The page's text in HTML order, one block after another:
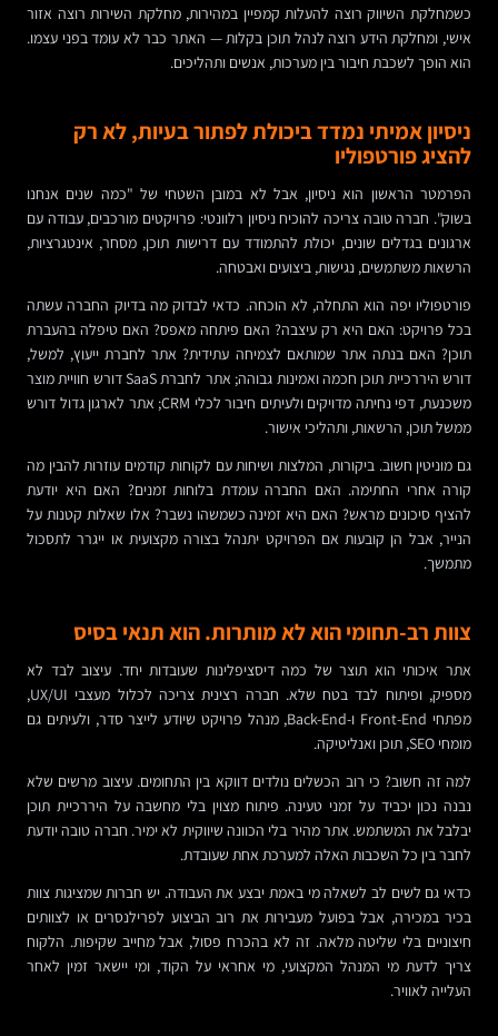
כשמחלקת השיווק רוצה להעלות קמפיין במהירות, מחלקת השירות רוצה אזור
אישי, ומחלקת הידע רוצה לנהל תוכן בקלות — האתר כבר לא עומד בפני עצמו.
הוא הופך לשכבת חיבור בין מערכות, אנשים ותהליכים.
ניסיון אמיתי נמדד ביכולת לפתור בעיות, לא רק
להציג פורטפוליו
הפרמטר הראשון הוא ניסיון, אבל לא במובן השטחי של "כמה שנים אנחנו
בשוק". חברה טובה צריכה להוכיח ניסיון רלוונטי: פרויקטים מורכבים, עבודה עם
ארגונים בגדלים שונים, יכולת להתמודד עם דרישות תוכן, מסחר, אינטגרציות,
הרשאות משתמשים, נגישות, ביצועים ואבטחה.
פורטפוליו יפה הוא התחלה, לא הוכחה. כדאי לבדוק מה בדיוק החברה עשתה
בכל פרויקט: האם היא רק עיצבה? האם פיתחה מאפס? האם טיפלה בהעברת
תוכן? האם בנתה אתר שמותאם לצמיחה עתידית? אתר לחברת ייעוץ, למשל,
דורש היררכיית תוכן חכמה ואמינות גבוהה; אתר לחברת SaaS דורש חוויית מוצר
משכנעת, דפי נחיתה מדויקים ולעיתים חיבור לכלי CRM; אתר לארגון גדול דורש
ממשל תוכן, הרשאות, ותהליכי אישור.
גם מוניטין חשוב. ביקורות, המלצות ושיחות עם לקוחות קודמים עוזרות להבין מה
קורה אחרי החתימה. האם החברה עומדת בלוחות זמנים? האם היא יודעת
להציף סיכונים מראש? האם היא זמינה כשמשהו נשבר? אלו שאלות קטנות על
הנייר, אבל הן קובעות אם הפרויקט יתנהל בצורה מקצועית או ייגרר לתסכול
מתמשך.
צוות רב-תחומי הוא לא מותרות. הוא תנאי בסיס
אתר איכותי הוא תוצר של כמה דיסציפלינות שעובדות יחד. עיצוב לבד לא
מספיק, ופיתוח לבד בטח שלא. חברה רצינית צריכה לכלול מעצבי UX/UI,
מפתחי Front-End ו-Back-End, מנהל פרויקט שיודע לייצר סדר, ולעיתים גם
מומחי SEO, תוכן ואנליטיקה.
למה זה חשוב? כי רוב הכשלים נולדים דווקא בין התחומים. עיצוב מרשים שלא
נבנה נכון יכביד על זמני טעינה. פיתוח מצוין בלי מחשבה על היררכיית תוכן
יבלבל את המשתמש. אתר מהיר בלי הכוונה שיווקית לא ימיר. חברה טובה יודעת
לחבר בין כל השכבות האלה למערכת אחת שעובדת.
כדאי גם לשים לב לשאלה מי באמת יבצע את העבודה. יש חברות שמציגות צוות
בכיר במכירה, אבל בפועל מעבירות את רוב הביצוע לפרילנסרים או לצוותים
חיצוניים בלי שליטה מלאה. זה לא בהכרח פסול, אבל מחייב שקיפות. הלקוח
צריך לדעת מי המנהל המקצועי, מי אחראי על הקוד, ומי יישאר זמין לאחר
העלייה לאוויר.